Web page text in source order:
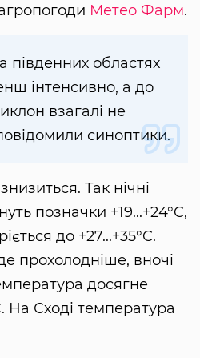
Метео Фарм.
південних областях
інтенсивно, а до
взагалі не
синоптики.
Так нічні
позначки +19...+24°C,
до +27...+35°C.
прохолодніше, вночі
досягне
На Сході температура